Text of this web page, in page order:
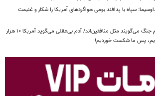
سپاه با پدافند بومی هواگردهای آمریکا را شکار و غنیمت
علم‌الهدی: آنها که از اتمام جنگ می‌گویند مثل منافقین‌اند/ آدم بی‌عقلی می‌گوید آمریکا ۱۰ هزار
داریم، پس ما شکست خوردیم!